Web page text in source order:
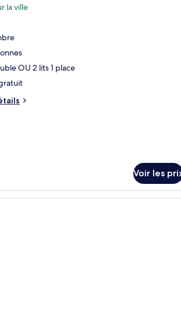
:
la ville
OU 2 lits 1 place
Voir les